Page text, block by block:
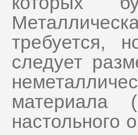
требуется,
следует
настольного